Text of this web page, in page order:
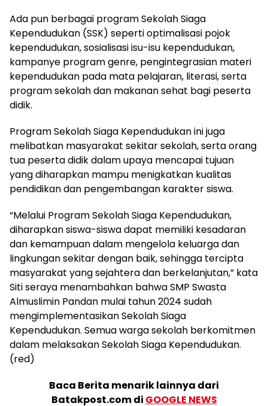
Ada pun berbagai program Sekolah Siaga
Kependudukan (SSK) seperti optimalisasi pojok
kependudukan, sosialisasi isu-isu kependudukan,
kampanye program genre, pengintegrasian materi
kependudukan pada mata pelajaran, literasi, serta
program sekolah dan makanan sehat bagi peserta
didik.
Program Sekolah Siaga Kependudukan ini juga
melibatkan masyarakat sekitar sekolah, serta orang
tua peserta didik dalam upaya mencapai tujuan
yang diharapkan mampu menigkatkan kualitas
pendidikan dan pengembangan karakter siswa.
“Melalui Program Sekolah Siaga Kependudukan,
diharapkan siswa-siswa dapat memiliki kesadaran
dan kemampuan dalam mengelola keluarga dan
lingkungan sekitar dengan baik, sehingga tercipta
masyarakat yang sejahtera dan berkelanjutan,” kata
Siti seraya menambahkan bahwa SMP Swasta
Almuslimin Pandan mulai tahun 2024 sudah
mengimplementasikan Sekolah Siaga
Kependudukan. Semua warga sekolah berkomitmen
dalam melaksakan Sekolah Siaga Kependudukan.
(red)
Baca Berita menarik lainnya dari
Batakpost.com di GOOGLE NEWS